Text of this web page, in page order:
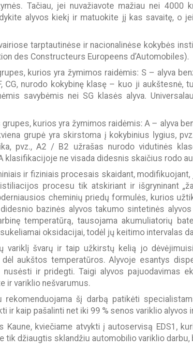
Tačiau, jei nuvažiavote mažiau nei 4000
alyvos kiekį ir matuokite jį kas savaitę, o
tarptautinėse ir nacionalinėse kokybės
des Constructeurs Europeens d’Automobiles).
kurios yra žymimos raidėmis: S – alyva
CG, nurodo kokybinę klasę – kuo ji aukštesnė,
savybėmis nei SG klasės alyva.
kurios yra žymimos raidėmis: A – alyva
grupė yra skirstoma į kokybinius lygius,
pvz., A2 / B2 užrašas nurodo vidutinės
klasifikacijoje ne visada didesnis skaičius rodo
ir fiziniais procesais skaidant,
procesu tik atskiriant ir išgryninant
cheminių priedų formulės, kurios
bazinės alyvos takumo sintetinės
temperatūrą, tausojama akumuliatorių
oksidacijai, todėl jų keitimo intervalas
variklį švarų ir taip užkirstų kelią jo
aukštos temperatūros. Alyvoje esantys
ir pridegti. Taigi alyvos pajuodavimas
ir variklio nešvarumus.
rekomenduojama šį darbą patikėti
kaip pašalinti net iki 99 % senos variklio alyvos
kviečiame atvykti į autoservisą EDS1,
tik džiaugtis sklandžiu automobilio variklio